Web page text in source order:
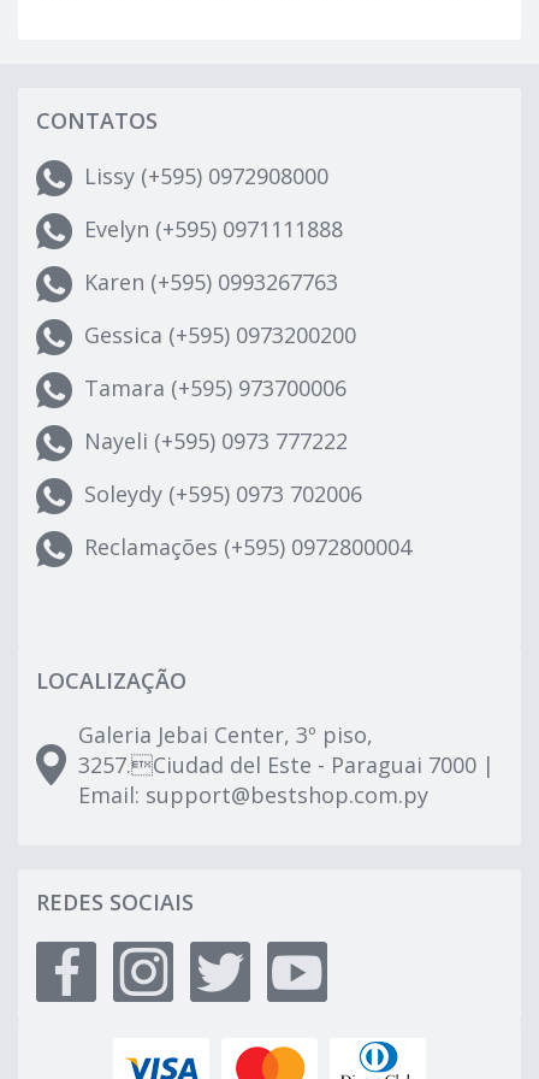
CONTATOS
Lissy (+595) 0972908000
Evelyn (+595) 0971111888
Karen (+595) 0993267763
Gessica (+595) 0973200200
Tamara (+595) 973700006
Nayeli (+595) 0973 777222
Soleydy (+595) 0973 702006
Reclamações (+595) 0972800004
LOCALIZAÇÃO
Galeria Jebai Center, 3º piso,
3257.Ciudad del Este - Paraguai 7000 |
Email: support@bestshop.com.py
REDES SOCIAIS